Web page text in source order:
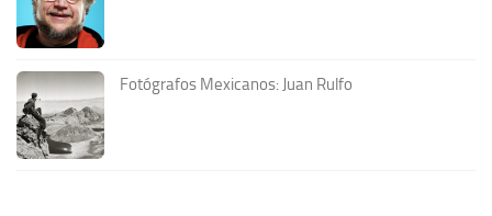
Fotógrafos Mexicanos: Juan Rulfo